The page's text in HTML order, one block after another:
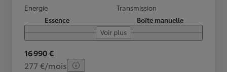
Energie
Essence
Transmission
Boîte manuelle
Voir plus
16 990 €
277 €/mois